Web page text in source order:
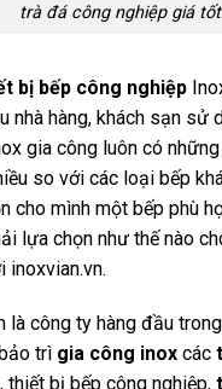
trà đá công nghiệp giá
bị bếp công nghiệp
nhà hàng, khách sạn sử
gia công luôn có
so với các loại bếp
cho mình một bếp phù
lựa chọn như thế nào
inoxvian.vn.
là công ty hàng đầu
trì gia công inox các
, thiết bị bếp công nghiệp,